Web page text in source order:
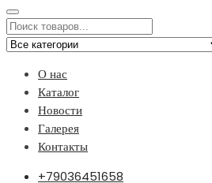
О нас
Каталог
Новости
Галерея
Контакты
+79036451658